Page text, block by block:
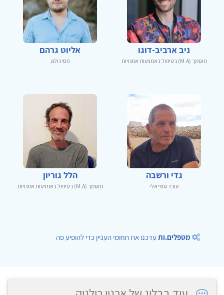
ניב ארביב-דוגו
מוסמך (M.A) בטיפול באמצעות אמנויות
אליוט גרהם
פסיכולוג
גדי ורשבה
עובד סוציאלי
הלל גוריון
מוסמך (M.A) בטיפול באמצעות אמנויות
מטפלים.ותעדכנו את תחומי העניין כדי להופיע פה